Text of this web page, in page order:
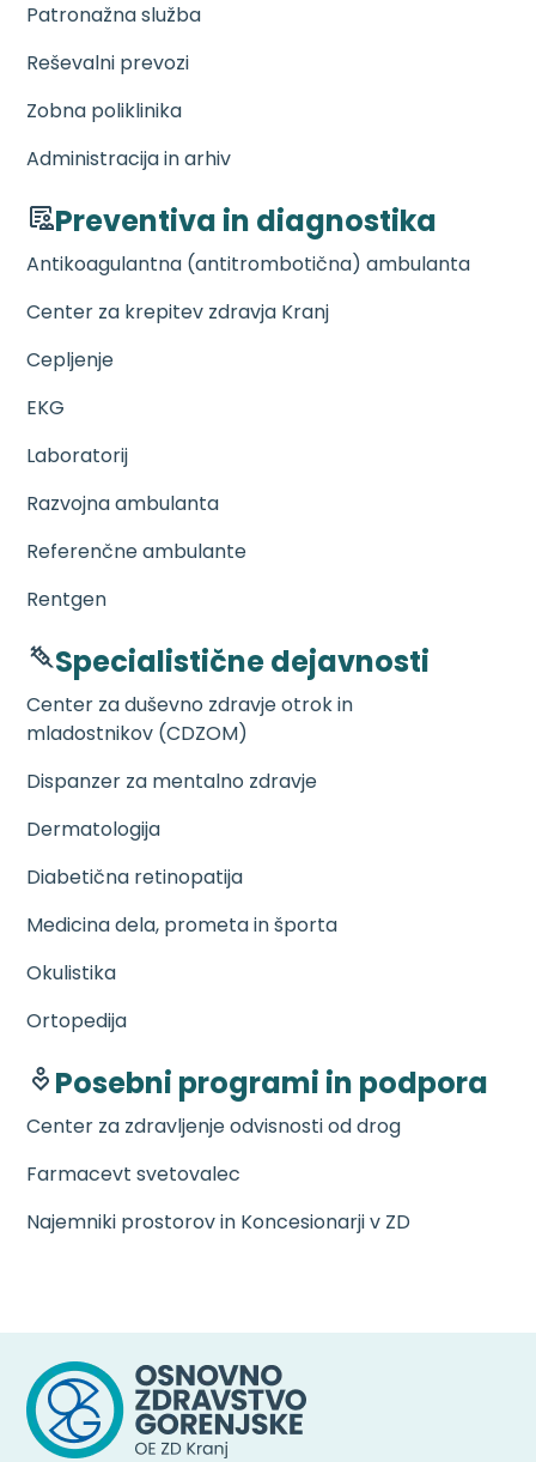
Patronažna služba
Reševalni prevozi
Zobna poliklinika
Administracija in arhiv
Preventiva in diagnostika
Antikoagulantna (antitrombotična) ambulanta
Center za krepitev zdravja Kranj
Cepljenje
EKG
Laboratorij
Razvojna ambulanta
Referenčne ambulante
Rentgen
Specialistične dejavnosti
Center za duševno zdravje otrok in
mladostnikov (CDZOM)
Dispanzer za mentalno zdravje
Dermatologija
Diabetična retinopatija
Medicina dela, prometa in športa
Okulistika
Ortopedija
Posebni programi in podpora
Center za zdravljenje odvisnosti od drog
Farmacevt svetovalec
Najemniki prostorov in Koncesionarji v ZD